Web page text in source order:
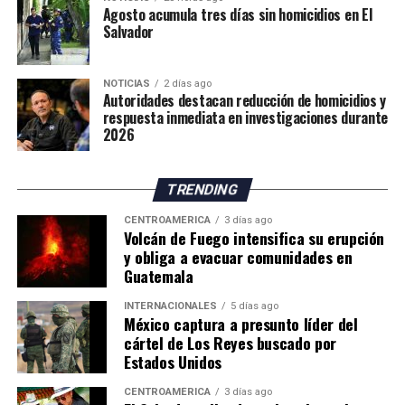
«Felicidades a todas y
todos los mexicanos por
hacer de México la mejor
sede y a nuestra Selección
Nacional por el gran papel
Durante la ceremonia de premiación, la mandataria
mexicana entregó el Balón de Oro al mejor jugador del
Mundial, reconocimiento que fue otorgado al español
Rodri. Además, participó en la entrega de medallas a los
futbolistas de ambas selecciones junto al primer
ministro de Canadá, Mark Carney; el presidente de
Estados Unidos, Donald Trump; y el presidente de la
FIFA, Gianni Infantino.
Agosto acumula tres días sin homicidios en El
Salvador
NOTICIAS 2 días ago
Autoridades destacan reducción de homicidios y
respuesta inmediata en investigaciones durante
2026
TRENDING
CENTROAMÉRICA 3 días ago
Volcán de Fuego intensifica su erupción
y obliga a evacuar comunidades en
Guatemala
INTERNACIONALES 5 días ago
México captura a presunto líder del
cártel de Los Reyes buscado por
Estados Unidos
CENTROAMÉRICA 3 días ago